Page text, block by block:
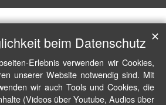
beim Datenschutz
Erlebnis verwenden wir Cookies,
unserer Website notwendig sind. Mit
wir auch Tools und Cookies, die
(Videos über Youtube, Audios über
✕